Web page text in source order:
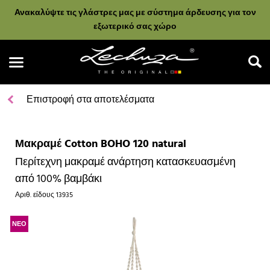
Ανακαλύψτε τις γλάστρες μας με σύστημα άρδευσης για τον
εξωτερικό σας χώρο
Αναζήτηση
Επιστροφή στα αποτελέσματα
Μακραμέ Cotton BOHO 120 natural
Περίτεχνη μακραμέ ανάρτηση κατασκευασμένη
από 100% βαμβάκι
Αριθ. είδους13935
ΝΕΟ